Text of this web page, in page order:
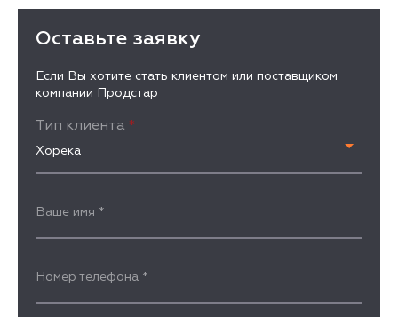
Оставьте заявку
Если Вы хотите стать клиентом или поставщиком
компании Продстар
Тип клиента *
Хорека
Ваше имя *
Номер телефона *